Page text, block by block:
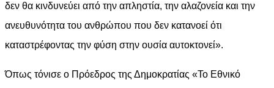
δεν θα κινδυνεύει από την απληστία, την αλαζονεία και την
ανευθυνότητα του ανθρώπου που δεν κατανοεί ότι
καταστρέφοντας την φύση στην ουσία αυτοκτονεί».
Όπως τόνισε ο Πρόεδρος της Δημοκρατίας «Το Εθνικό